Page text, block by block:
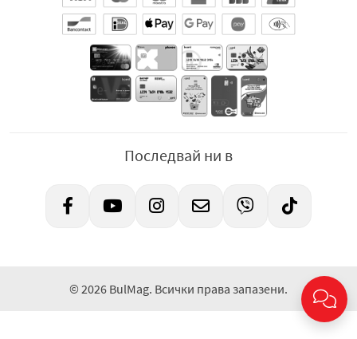
Последвай ни в
© 2026 BulMag. Всички права запазени.